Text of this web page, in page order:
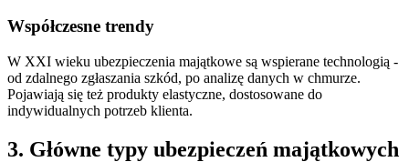
Współczesne trendy
W XXI wieku ubezpieczenia majątkowe są wspierane technologią -
od zdalnego zgłaszania szkód, po analizę danych w chmurze.
Pojawiają się też produkty elastyczne, dostosowane do
indywidualnych potrzeb klienta.
3. Główne typy ubezpieczeń majątkowych